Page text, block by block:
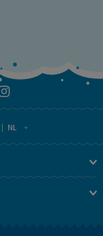
NL
NL